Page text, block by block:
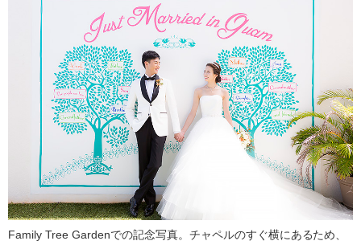
Family Tree Gardenでの記念写真。チャペルのすぐ横にあるため、